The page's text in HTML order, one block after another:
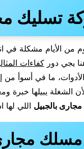
تسليك
من الأيام مشكلة في
يجي دوركفاءات
ما في أسوأ من
الشغلة يبيلها خبرة
بالجبيل اللي
مسلك